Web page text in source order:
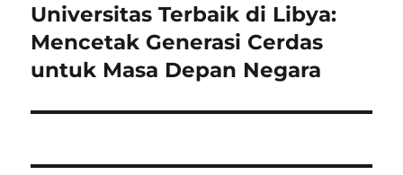
Next
post:
Universitas Terbaik di Libya:
Mencetak Generasi Cerdas
untuk Masa Depan Negara